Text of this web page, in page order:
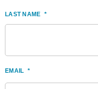
LAST NAME *
EMAIL *